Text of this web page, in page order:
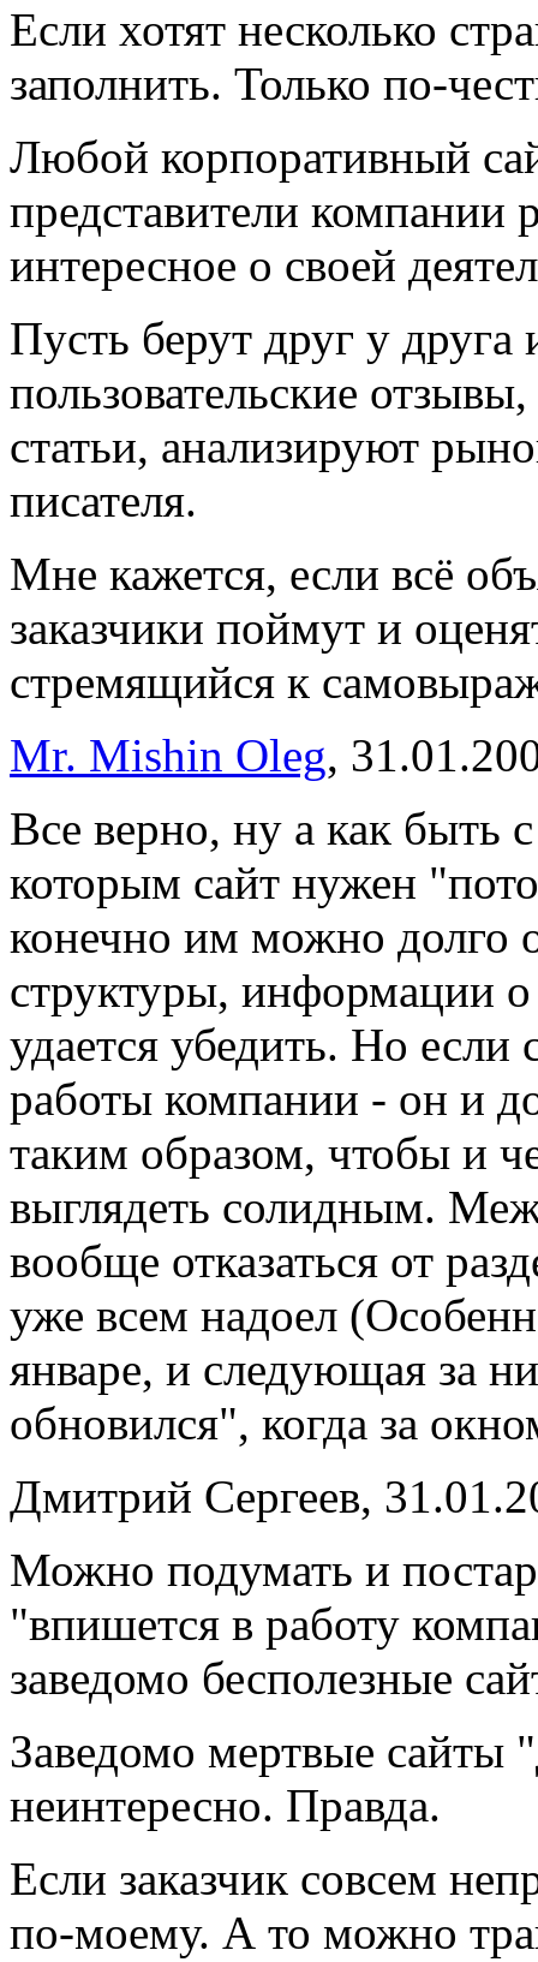
Если хотят несколько
заполнить. Только по-
Любой корпоративный
представители компании
интересное о своей
Пусть берут друг у
пользовательские
статьи, анализируют
писателя.
Мне кажется, если всё
заказчики поймут и
стремящийся к
Mr. Mishin Oleg,
Все верно, ну а как быть
которым сайт нужен
конечно им можно долго
структуры, информации
удается убедить. Но если
работы компании - он и
таким образом, чтобы и
выглядеть солидным.
вообще отказаться от
уже всем надоел
январе, и следующая за
обновился", когда за
Дмитрий Сергеев,
Можно подумать и
"впишется в работу
заведомо бесполезные
Заведомо мертвые сайты
неинтересно. Правда.
Если заказчик совсем
по-моему. А то можно